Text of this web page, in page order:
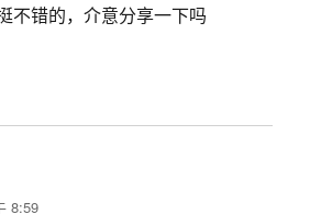
不错的，介意分享一下吗
8:59